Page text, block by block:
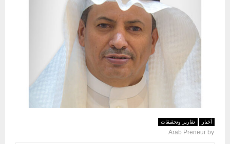
أخبار تقارير وتحقيقات
by
Arab Preneur